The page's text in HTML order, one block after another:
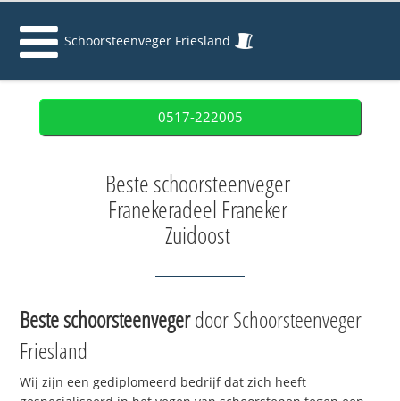
Schoorsteenveger Friesland
0517-222005
Beste schoorsteenveger
Franekeradeel Franeker
Zuidoost
Beste schoorsteenvegerdoor Schoorsteenveger
Friesland
Wij zijn een gediplomeerd bedrijf dat zich heeft